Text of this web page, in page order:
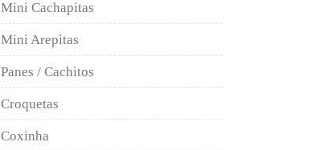
Mini Cachapitas
Mini Arepitas
Panes / Cachitos
Croquetas
Coxinha